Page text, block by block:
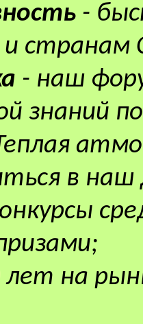
-
и странам
- наш
знаний
в
лет на